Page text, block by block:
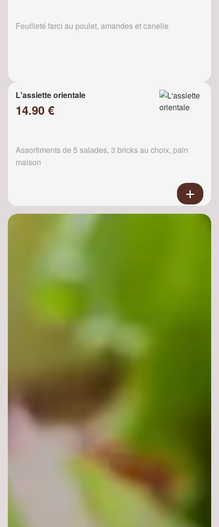
Feuilleté farci au poulet, amandes et canelle
L'assiette orientale
14.90 €
Assortiments de 5 salades, 3 bricks au choix, pain
maison